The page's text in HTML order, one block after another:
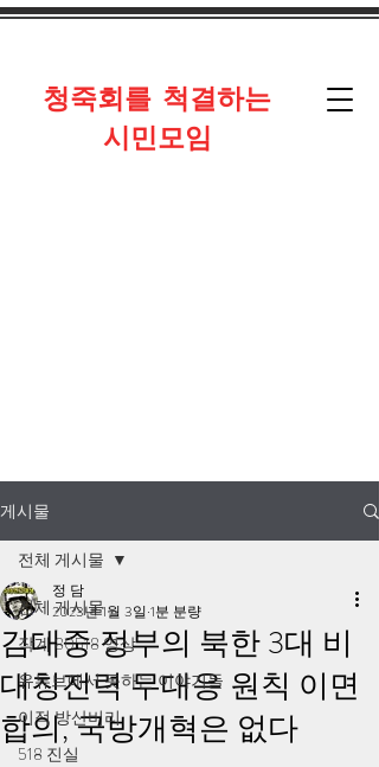
​청죽회를 척결하는
시민모임
게시물
전체 게시물
작계 80518 영상
유튜브에서 못하는 이야기들
이적 방산비리
518 진실
전체 게시물
김대중 정부의 북한 3대 비
대칭전력 무대응 원칙 이면
합의, 국방개혁은 없다
정 담
2023년 1월 3일 1분 분량